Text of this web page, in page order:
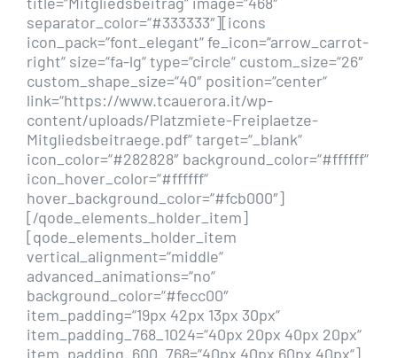
separator_color=“#333333″][icons
icon_pack=“font_elegant“ fe_icon=“arrow_carrot-
right“ size=“fa-lg“ type=“circle“ custom_size=“26″
custom_shape_size=“40″ position=“center“
link=“https://www.tcauerora.it/wp-
content/uploads/Platzmiete-Freiplaetze-
Mitgliedsbeitraege.pdf“ target=“_blank“
icon_color=“#282828″ background_color=“#ffffff“
icon_hover_color=“#ffffff“
hover_background_color=“#fcb000″]
[/qode_elements_holder_item]
[qode_elements_holder_item
vertical_alignment=“middle“
advanced_animations=“no“
background_color=“#fecc00″
item_padding=“19px 42px 13px 30px“
item_padding_768_1024=“40px 20px 40px 20px“
item_padding_600_768=“40px 40px 60px 40px“]